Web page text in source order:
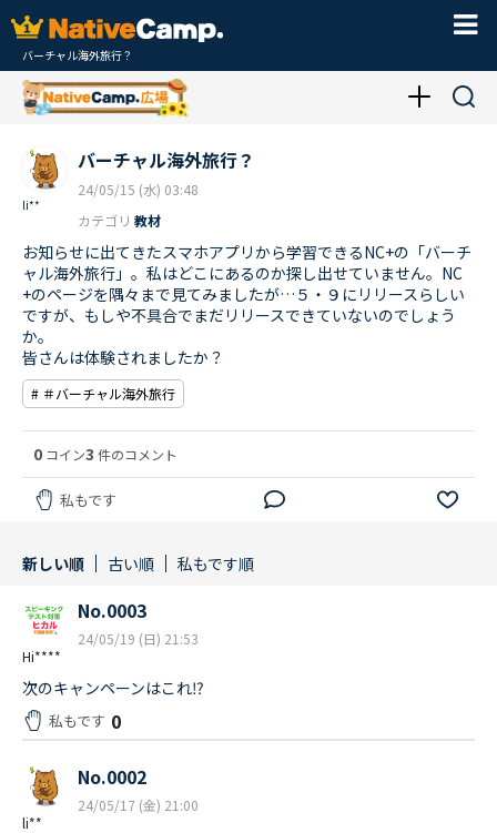
バーチャル海外旅行？
li**
バーチャル海外旅行？
24/05/15 (水) 03:48
カテゴリ 教材
お知らせに出てきたスマホアプリから学習できるNC+の「バーチ
ャル海外旅行」。私はどこにあるのか探し出せていません。NC
+のページを隅々まで見てみましたが…５・９にリリースらしい
ですが、もしや不具合でまだリリースできていないのでしょう
か。
皆さんは体験されましたか？
# ＃バーチャル海外旅行
0 コイン3 件のコメント
私もです
新しい順 古い順 私もです順
Hi****
No.0003
24/05/19 (日) 21:53
次のキャンペーンはこれ⁉️
私もです 0
li**
No.0002
24/05/17 (金) 21:00